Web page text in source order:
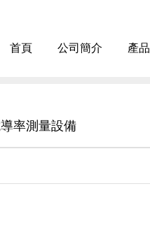
首頁 公司簡介 產品
率測量設備